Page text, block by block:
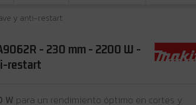
y anti-restart
- 230 mm - 2200 W -
restart
W para un rendimiento óptimo en cortes y